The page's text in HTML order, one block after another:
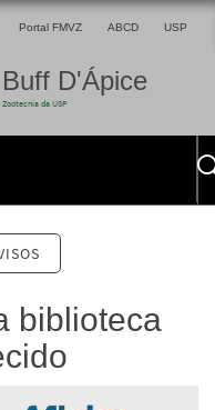
Portal FMVZ ABCD USP
D'Ápice
da USP
biblioteca